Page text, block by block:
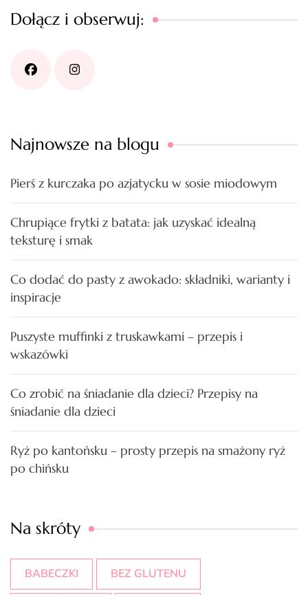
Dołącz i obserwuj:
Najnowsze na blogu
Pierś z kurczaka po azjatycku w sosie miodowym
Chrupiące frytki z batata: jak uzyskać idealną
teksturę i smak
Co dodać do pasty z awokado: składniki, warianty i
inspiracje
Puszyste muffinki z truskawkami – przepis i
wskazówki
Co zrobić na śniadanie dla dzieci? Przepisy na
śniadanie dla dzieci
Ryż po kantońsku – prosty przepis na smażony ryż
po chińsku
Na skróty
BABECZKI BEZ GLUTENU